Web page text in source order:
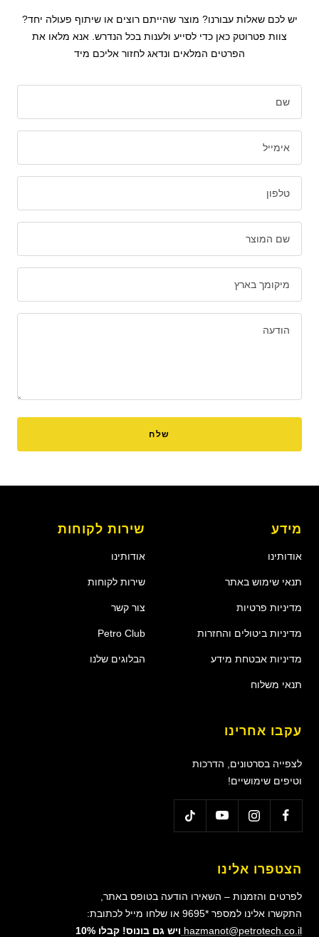
יש לכם שאלות עבורנו? מוצר שהייתם רוצים או שיתוף פעולה יחד?
צוות פטרוטק כאן כדי לסייע ולענות בכל הנדרש. אנא מלאו את
הפרטים המלאים ונדאג לחזור אליכם מיד
שם
אימייל
טלפון
שם המוצר
מיקומך בארץ
הודעה
שלח
מידע
אודותינו
תנאי שימוש באתר
מדיניות פרטיות
מדיניות ביטולים והחזרות
מדיניות אבטחת מידע
תנאי משלוח
שירות לקוחות
אודותינו
שירות לקוחות
צור קשר
Petro Club
הבלוגים שלנו
עקבו אחרינו
לצפייה בסרטונים, הדרכות
וטיפים שימושיים!
הצטפרו אלינו
לפרטים והזמנות – השאירו הודעה בטופס באתר,
התקשרו אלינו למספר *9695 או שלחו מייל לכתובת:
hazmanot@petrotech.co.il
ויש גם בונוס! קבלו 10%